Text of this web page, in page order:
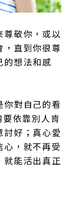
敬你，或以
，直到你很尊
的想法和感
你對自己的看
依靠別人肯
討好；真心愛
心，就不再受
就能活出真正